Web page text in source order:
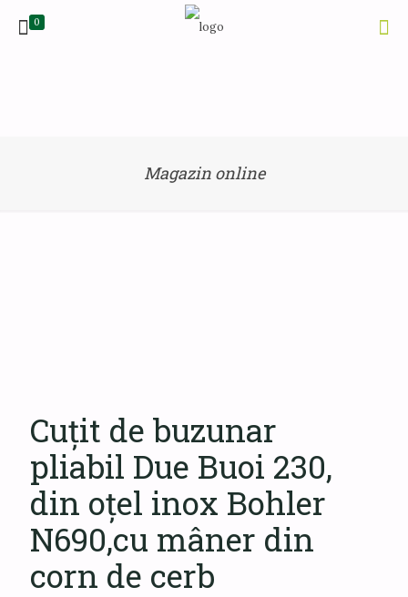
0
Magazin online
Cuțit de buzunar
pliabil Due Buoi 230,
din oțel inox Bohler
N690,cu mâner din
corn de cerb